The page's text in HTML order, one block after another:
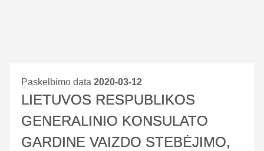
Paskelbimo data 2020-03-12
LIETUVOS RESPUBLIKOS
GENERALINIO KONSULATO
GARDINE VAIZDO STEBĖJIMO,